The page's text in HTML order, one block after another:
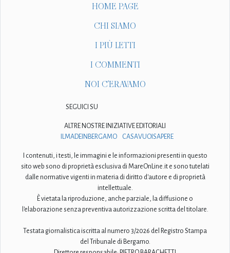
HOME PAGE
CHI SIAMO
I PIÙ LETTI
I COMMENTI
NOI C'ERAVAMO
SEGUICI SU
ALTRE NOSTRE INIZIATIVE EDITORIALI
ILMADEINBERGAMO
CASAVUOISAPERE
I contenuti, i testi, le immagini e le informazioni presenti in questo
sito web sono di proprietà esclusiva di MareOnLine.it e sono tutelati
dalle normative vigenti in materia di diritto d'autore e di proprietà
intellettuale.
È vietata la riproduzione, anche parziale, la diffusione o
l'elaborazione senza preventiva autorizzazione scritta del titolare.
Testata giornalistica iscritta al numero 3/2026 del Registro Stampa
del Tribunale di Bergamo.